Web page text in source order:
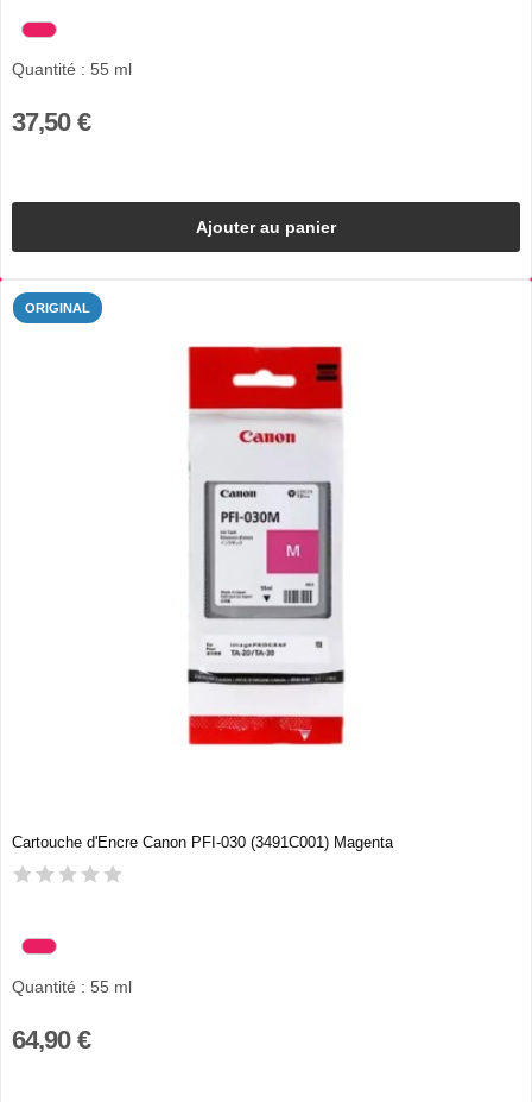
Quantité : 55 ml
37,50 €
Ajouter au panier
ORIGINAL
Cartouche d'Encre Canon PFI-030 (3491C001) Magenta
Quantité : 55 ml
64,90 €